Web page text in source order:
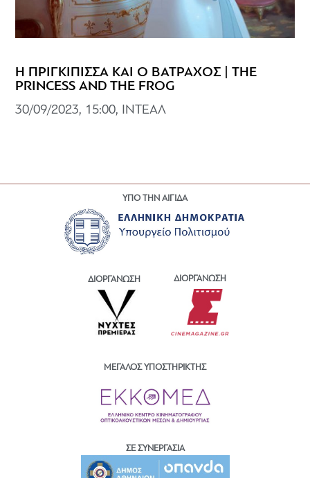
Η ΠΡΙΓΚΙΠΙΣΣΑ ΚΑΙ Ο ΒΑΤΡΑΧΟΣ | THE
PRINCESS AND THE FROG
30/09/2023, 15:00, ΙΝΤΕΑΛ
ΥΠΟ ΤΗΝ ΑΙΓΙΔΑ
ΔΙΟΡΓΑΝΩΣΗ ΔΙΟΡΓΑΝΩΣΗ
ΜΕΓΑΛΟΣ ΥΠΟΣΤΗΡΙΚΤΗΣ
ΣΕ ΣΥΝΕΡΓΑΣΙΑ